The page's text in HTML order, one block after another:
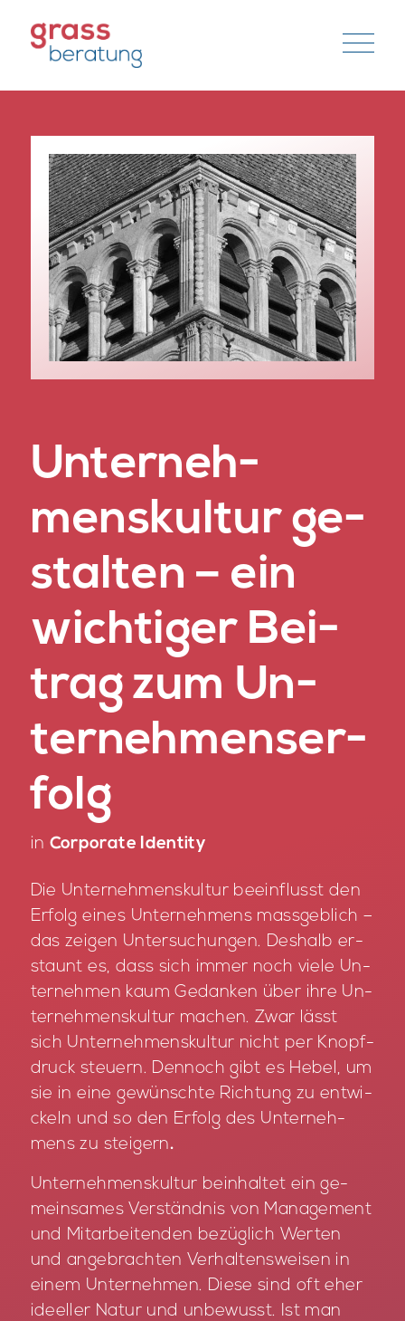
Un­ter­neh­
mens­kul­tur ge­
stal­ten – ein
wich­ti­ger Bei­
trag zum Un­
ter­neh­mens­er­
folg
in Corporate Identity
Die Un­ter­neh­mens­kul­tur be­ein­flusst den
Er­folg ei­nes Un­ter­neh­mens mass­geb­lich –
das zei­gen Un­ter­su­chun­gen. Des­halb er­
staunt es, dass sich im­mer noch vie­le Un­
ter­neh­men kaum Ge­dan­ken über ihre Un­
ter­neh­mens­kul­tur ma­chen. Zwar lässt
sich Un­ter­neh­mens­kul­tur nicht per Knopf­
druck steu­ern. Den­noch gibt es He­bel, um
sie in eine ge­wünsch­te Rich­tung zu ent­wi­
ckeln und so den Er­folg des Un­ter­neh­
mens zu stei­gern.
Un­ter­neh­mens­kul­tur be­inhal­tet ein ge­
mein­sa­mes Ver­ständ­nis von Ma­nage­ment
und Mit­ar­bei­ten­den be­züg­lich Wer­ten
und an­ge­brach­ten Ver­hal­tens­wei­sen in
ei­nem Un­ter­neh­men. Die­se sind oft eher
ide­el­ler Na­tur und un­be­wusst. Ist man